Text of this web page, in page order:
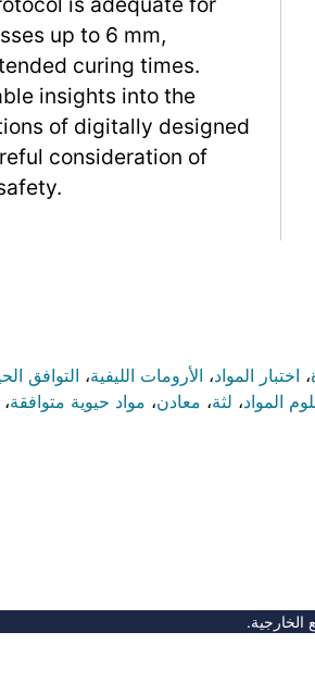
up to 6 mm,
curing times.
insights into the
of digitally designed
consideration of
، اختبار المواد، الأرومات الليفية، التوافق
المواد، لثة، معادن، مواد حيوية متوافقة،